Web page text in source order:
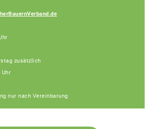
zusätzlich
Uhr
nur nach Vereinbarung